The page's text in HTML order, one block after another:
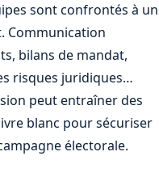
sont confrontés à un
Communication
bilans de mandat,
risques juridiques…
peut entraîner des
blanc pour sécuriser
électorale.